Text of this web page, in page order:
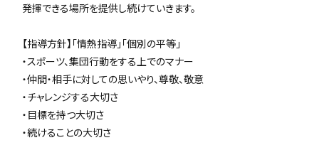
発揮できる場所を提供し続けていきます。
【指導方針】「情熱指導」「個別の平等」
・スポーツ、集団行動をする上でのマナー
・仲間・相手に対しての思いやり、尊敬、敬意
・チャレンジする大切さ
・目標を持つ大切さ
・続けることの大切さ